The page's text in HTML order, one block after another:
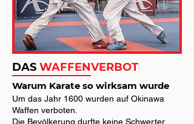
DAS WAFFENVERBOT
Um das Jahr 1600 wurden auf Okinawa
Waffen verboten.
Die Bevölkerung durfte keine Schwerter
Warum Karate so wirksam wurde